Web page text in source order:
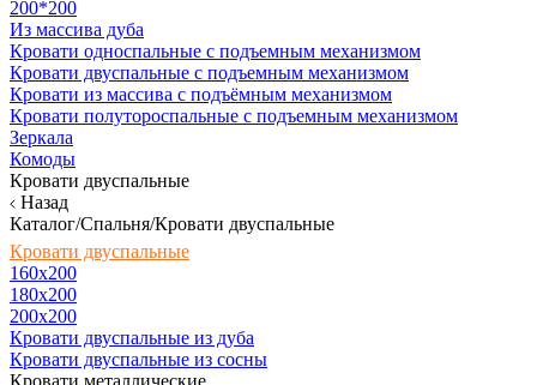
200*200
Из массива дуба
Кровати односпальные с подъемным механизмом
Кровати двуспальные с подъемным механизмом
Кровати из массива с подъёмным механизмом
Кровати полутороспальные с подъемным механизмом
Зеркала
Комоды
Кровати двуспальные
Назад
Каталог/Спальня/Кровати двуспальные
Кровати двуспальные
160х200
180x200
200x200
Кровати двуспальные из дуба
Кровати двуспальные из сосны
Кровати металлические